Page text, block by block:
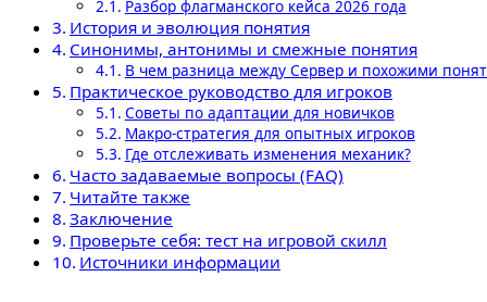
Разбор флагманского кейса 2026 года
История и эволюция понятия
Синонимы, антонимы и смежные понятия
В чем разница между Сервер и похожими
Практическое руководство для игроков
Советы по адаптации для новичков
Макро-стратегия для опытных игроков
Где отслеживать изменения механик?
Часто задаваемые вопросы (FAQ)
Читайте также
Заключение
Проверьте себя: тест на игровой скилл
Источники информации